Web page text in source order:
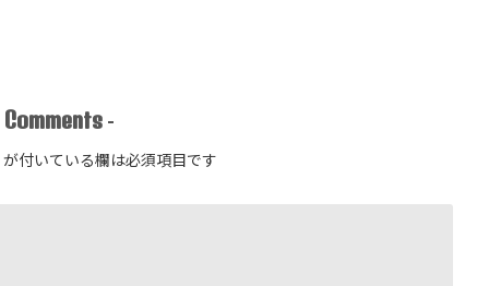
Comments -
が付いている欄は必須項目です